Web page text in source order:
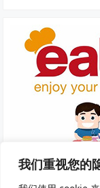
我们重视您的